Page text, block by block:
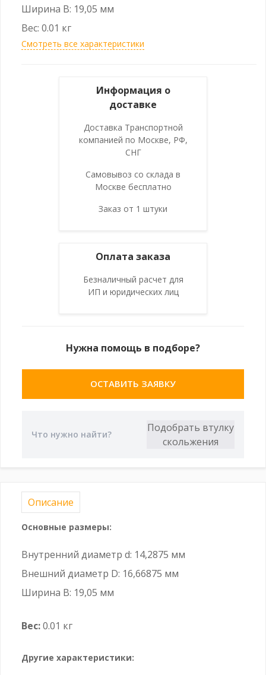
Ширина B: 19,05 мм
Вес: 0.01 кг
Смотреть все характеристики
Информация о
доставке
Доставка Транспортной
компанией по Москве, РФ,
СНГ
Самовывоз со склада в
Москве бесплатно
Заказ от 1 штуки
Оплата заказа
Безналичный расчет для
ИП и юридических лиц
Нужна помощь в подборе?
ОСТАВИТЬ ЗАЯВКУ
Описание
Основные размеры:
Внутренний диаметр d: 14,2875 мм
Внешний диаметр D: 16,66875 мм
Ширина B: 19,05 мм
Вес:0.01 кг
Другие характеристики: